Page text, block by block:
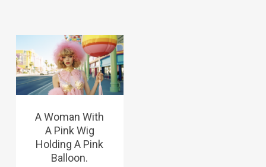
A Woman With
A Pink Wig
Holding A Pink
Balloon.